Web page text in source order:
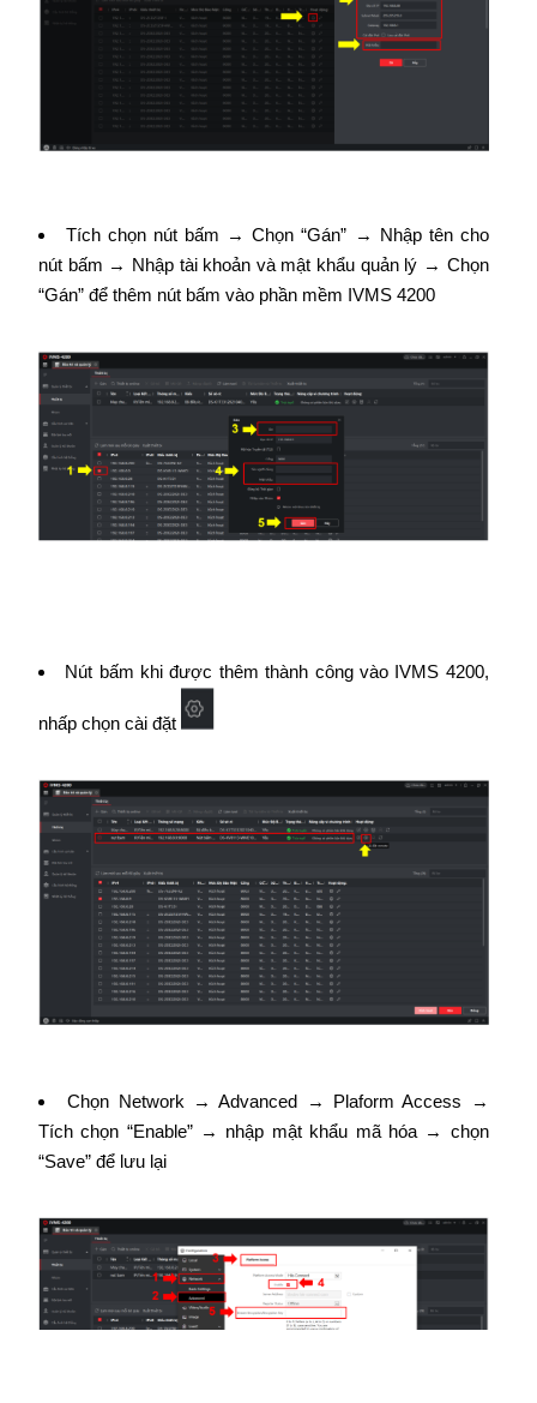
Tích chọn nút bấm → Chọn “Gán” → Nhập tên cho
nút bấm → Nhập tài khoản và mật khẩu quản lý → Chọn
“Gán” để thêm nút bấm vào phần mềm IVMS 4200
Nút bấm khi được thêm thành công vào IVMS 4200,
nhấp chọn cài đặt
Chọn Network → Advanced → Plaform Access →
Tích chọn “Enable” → nhập mật khẩu mã hóa → chọn
“Save” để lưu lại